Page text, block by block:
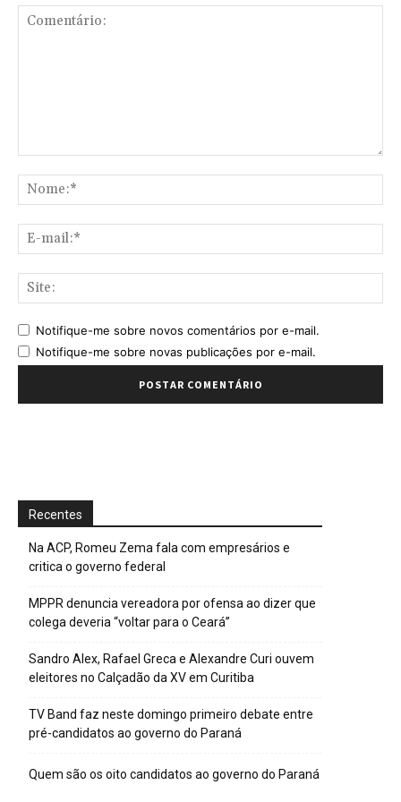
Notifique-me sobre novos comentários por e-mail.
Notifique-me sobre novas publicações por e-mail.
Recentes
Na ACP, Romeu Zema fala com empresários e
critica o governo federal
MPPR denuncia vereadora por ofensa ao dizer que
colega deveria “voltar para o Ceará”
Sandro Alex, Rafael Greca e Alexandre Curi ouvem
eleitores no Calçadão da XV em Curitiba
TV Band faz neste domingo primeiro debate entre
pré-candidatos ao governo do Paraná
Quem são os oito candidatos ao governo do Paraná